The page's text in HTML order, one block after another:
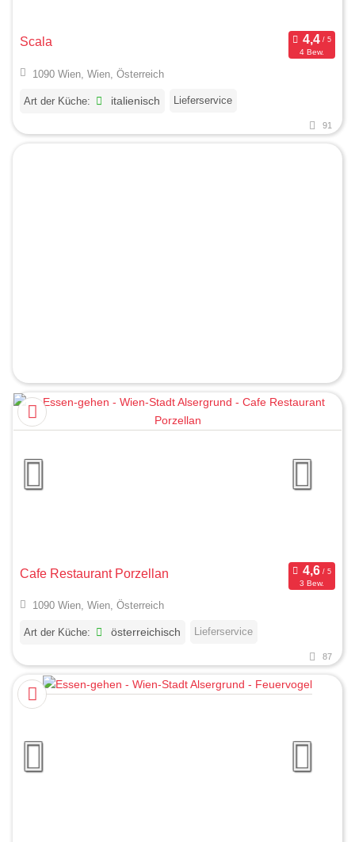
Scala
4 Bew.
1090 Wien, Wien, Österreich
Art der Küche: italienisch Lieferservice
91
Cafe Restaurant Porzellan
3 Bew.
1090 Wien, Wien, Österreich
Art der Küche: österreichisch Lieferservice
87